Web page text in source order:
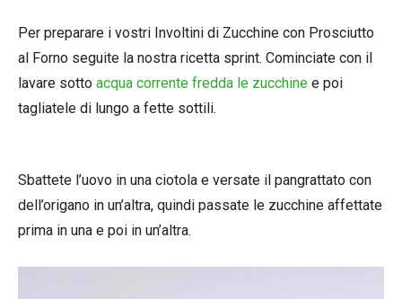
Per preparare i vostri Involtini di Zucchine con Prosciutto
al Forno seguite la nostra ricetta sprint. Cominciate con il
lavare sotto acqua corrente fredda le zucchine e poi
tagliatele di lungo a fette sottili.
Sbattete l’uovo in una ciotola e versate il pangrattato con
dell’origano in un’altra, quindi passate le zucchine affettate
prima in una e poi in un’altra.